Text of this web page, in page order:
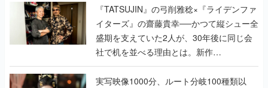
く
『TATSUJIN』の弓削雅稔×『ライデンファ
イターズ』の齋藤貴幸──かつて縦シュー全
盛期を支えていた2人が、30年後に同じ会
社で机を並べる理由とは。新作
『TATSUJIN EXTREME』で初タッグを組
んだレジェンド2人に訊く開発秘話
実写映像1000分、ルート分岐100種類以